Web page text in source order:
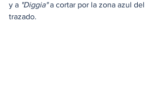
y a "Diggia" a cortar por la zona azul del
trazado.